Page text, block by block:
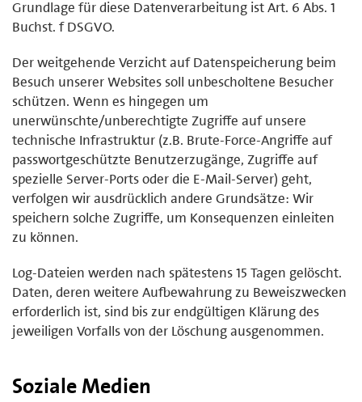
Grundlage für diese Datenverarbeitung ist Art. 6 Abs. 1
Buchst. f DSGVO.
Der weitgehende Verzicht auf Datenspeicherung beim
Besuch unserer Websites soll unbescholtene Besucher
schützen. Wenn es hingegen um
unerwünschte/unberechtigte Zugriffe auf unsere
technische Infrastruktur (z.B. Brute-Force-Angriffe auf
passwortgeschützte Benutzerzugänge, Zugriffe auf
spezielle Server-Ports oder die E-Mail-Server) geht,
verfolgen wir ausdrücklich andere Grundsätze: Wir
speichern solche Zugriffe, um Konsequenzen einleiten
zu können.
Log-Dateien werden nach spätestens 15 Tagen gelöscht.
Daten, deren weitere Aufbewahrung zu Beweiszwecken
erforderlich ist, sind bis zur endgültigen Klärung des
jeweiligen Vorfalls von der Löschung ausgenommen.
Soziale Medien